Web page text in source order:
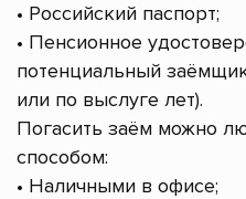
• Российский паспорт;
• Пенсионное
потенциальный
или по выслуге лет).
Погасить заём можно
способом:
• Наличными в офисе;